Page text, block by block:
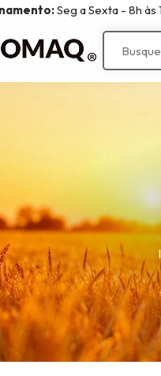
Seg a Sexta - 8h às
Linha Implementos
Agrícolas